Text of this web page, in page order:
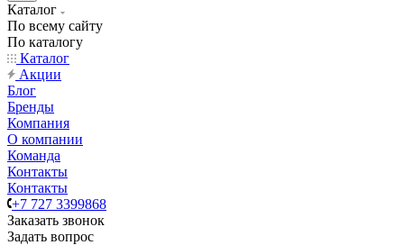
Каталог
По всему сайту
По каталогу
Каталог
Акции
Блог
Бренды
Компания
О компании
Команда
Контакты
Контакты
+7 727 3399868
Заказать звонок
Задать вопрос